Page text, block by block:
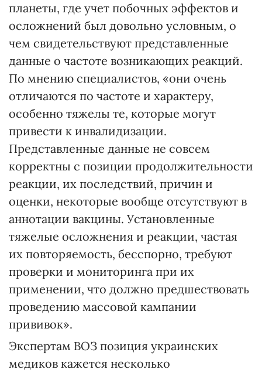
планеты, где учет побочных эффектов и
осложнений был довольно условным, о
чем свидетельствуют представленные
данные о частоте возникающих реакций.
По мнению специалистов, «они очень
отличаются по частоте и характеру,
особенно тяжелы те, которые могут
привести к инвалидизации.
Представленные данные не совсем
корректны с позиции продолжительности
реакции, их последствий, причин и
оценки, некоторые вообще отсутствуют в
аннотации вакцины. Установленные
тяжелые осложнения и реакции, частая
их повторяемость, бесспорно, требуют
проверки и мониторинга при их
применении, что должно предшествовать
проведению массовой кампании
прививок».
Экспертам ВОЗ позиция украинских
медиков кажется несколько